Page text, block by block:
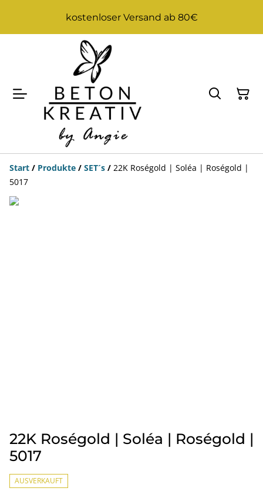
kostenloser Versand ab 80€
Start / Produkte / SET´s / 22K Roségold | Soléa | Roségold |
5017
22K Roségold | Soléa | Roségold |
5017
AUSVERKAUFT